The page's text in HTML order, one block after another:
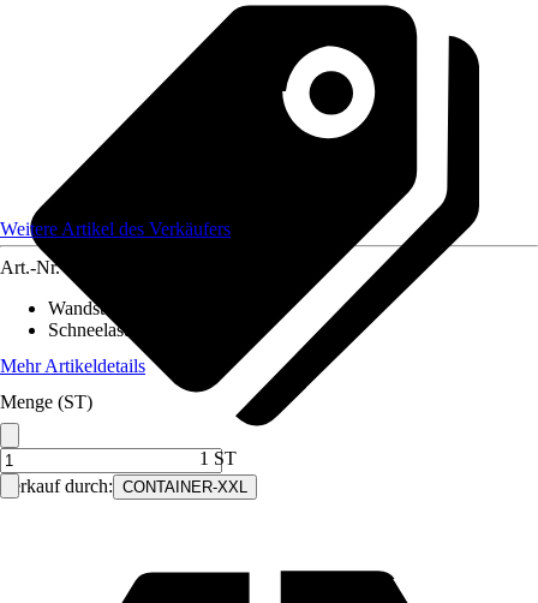
Verkauf durch: CONTAINER-XXL
Weitere Artikel des Verkäufers
Art.-Nr.
Wandstärke
Schneelast
Mehr Artikeldetails
Menge (ST)
1 ST